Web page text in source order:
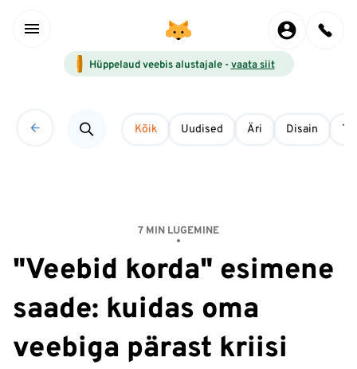
Hüppelaud veebis alustajale -vaata siit
Kõik Uudised Äri Disain
7 MIN LUGEMINE
"Veebid korda" esimene
saade: kuidas oma
veebiga pärast kriisi